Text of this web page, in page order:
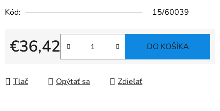
Kód: 15/60039
€36,42
Jednotková cena:
DO KOŠÍKA
Tlač Opýtať sa Zdieľať